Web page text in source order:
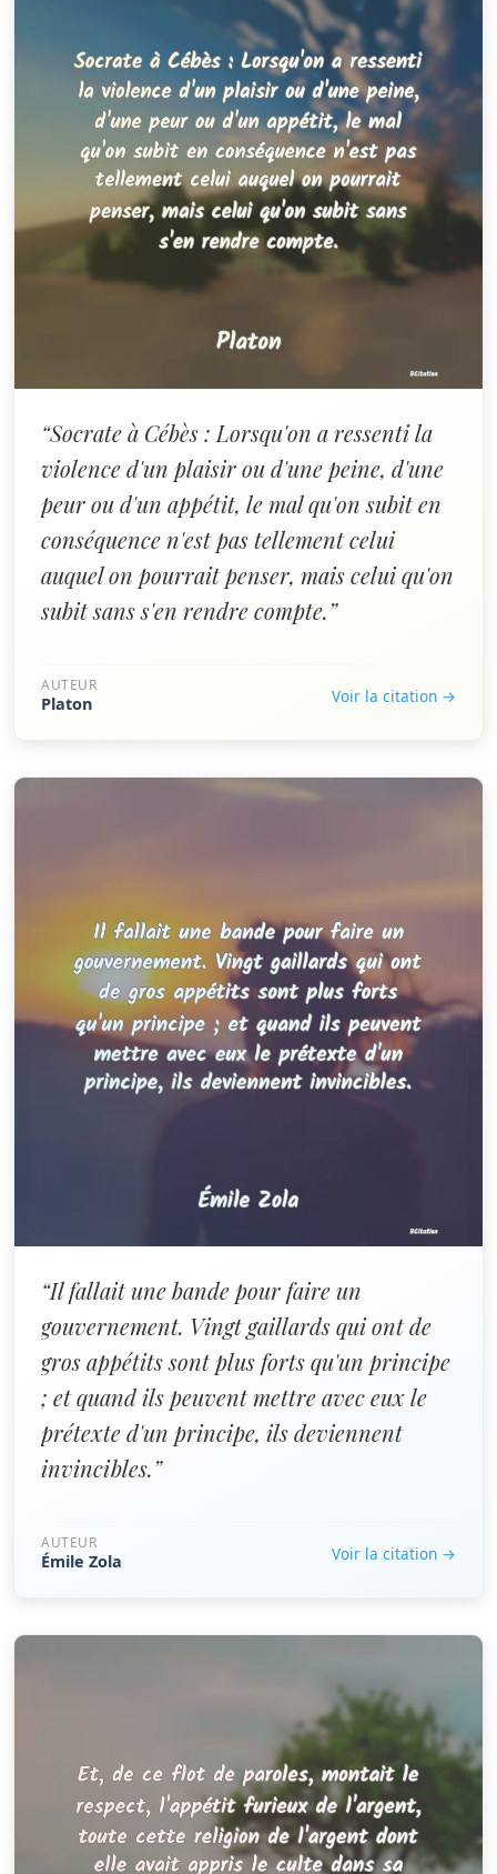
“Socrate à Cébès : Lorsqu'on a ressenti la
violence d'un plaisir ou d'une peine, d'une
peur ou d'un appétit, le mal qu'on subit en
conséquence n'est pas tellement celui
auquel on pourrait penser, mais celui qu'on
subit sans s'en rendre compte.”
AUTEUR
Platon Voir la citation →
“Il fallait une bande pour faire un
gouvernement. Vingt gaillards qui ont de
gros appétits sont plus forts qu'un principe
; et quand ils peuvent mettre avec eux le
prétexte d'un principe, ils deviennent
invincibles.”
AUTEUR
Émile Zola Voir la citation →